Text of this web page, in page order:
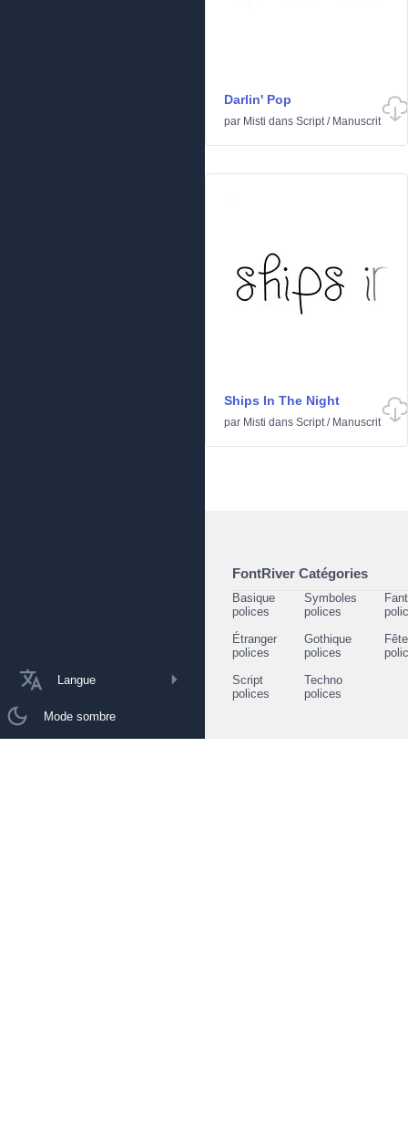
Langue
Mode sombre
Darlin' Pop
par Misti dans Script/ Manuscrit
Ships In The Night
par Misti dans Script/ Manuscrit
FontRiver Catégories
Basique
polices
Symboles
polices
Étranger
polices
Gothique
polices
Script
polices
Techno
polices